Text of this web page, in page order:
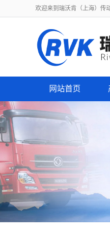
欢迎来到瑞沃肯（上海）传
网站首页